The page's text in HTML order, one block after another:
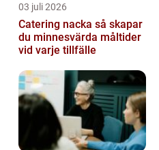
03 juli 2026
Catering nacka så skapar
du minnesvärda måltider
vid varje tillfälle